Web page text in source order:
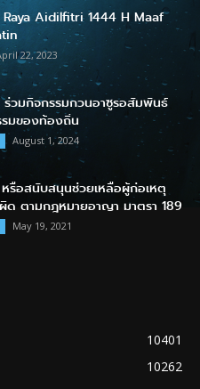
Aidilfitri 1444 H Maaf
22, 2023
วมกิจกรรมกวนอาซูรอสัมพันธ์
มของท้องถิ่น
August 1, 2024
รือสนับสนุนช่วยเหลือผู้ก่อเหตุ
ด ตามกฎหมายอาญา มาตรา 189
May 19, 2021
10401
10262